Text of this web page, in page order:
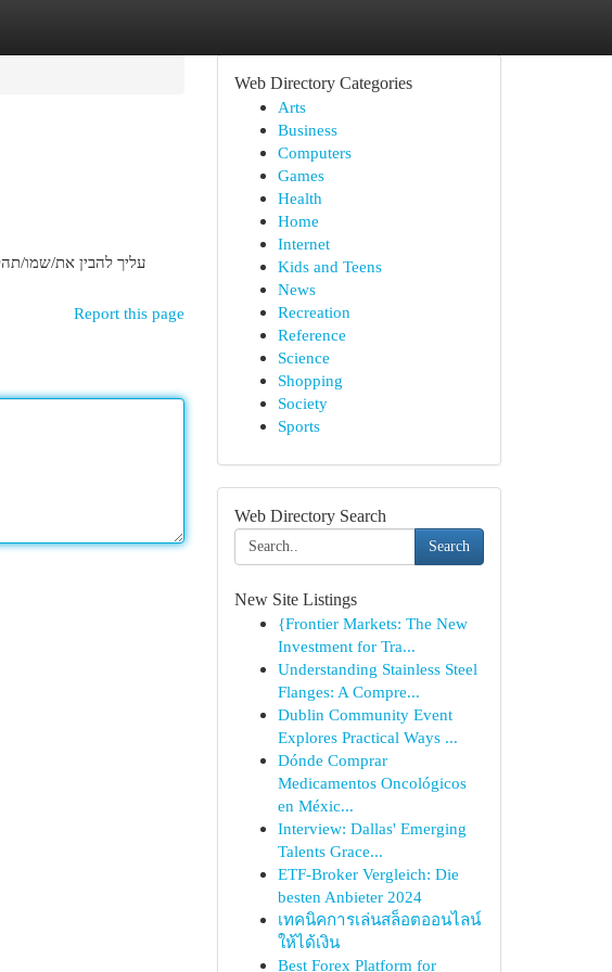
עליך להבין את/שמו/
Report this page
Web Directory Categories
Arts
Business
Computers
Games
Health
Home
Internet
Kids and Teens
News
Recreation
Reference
Science
Shopping
Society
Sports
Web Directory Search
Search
New Site Listings
{Frontier Markets: The New
Investment for Tra...
Understanding Stainless Steel
Flanges: A Compre...
Dublin Community Event
Explores Practical Ways ...
Dónde Comprar
Medicamentos Oncológicos
en Méxic...
Interview: Dallas' Emerging
Talents Grace...
ETF-Broker Vergleich: Die
besten Anbieter 2024
เทคนิคการเล่นสล็อตออนไลน์
ให้ได้เงิน
Best Forex Platform for